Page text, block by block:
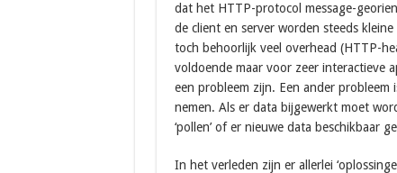
dat het HTTP-protocol message-
de client en server worden steeds
toch behoorlijk veel overhead (HTTP-
voldoende maar voor zeer interactieve
een probleem zijn. Een ander
nemen. Als er data bijgewerkt moet
‘pollen’ of er nieuwe data beschikbaar
In het verleden zijn er allerlei